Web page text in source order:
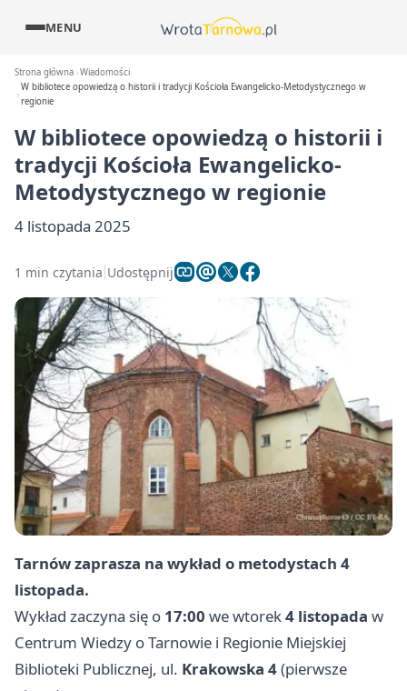
MENU
Strona główna Wiadomości
W bibliotece opowiedzą o historii i tradycji Kościoła Ewangelicko-Metodystycznego w
regionie
W bibliotece opowiedzą o historii i
tradycji Kościoła Ewangelicko-
Metodystycznego w regionie
4 listopada 2025
1 min czytania Udostępnij
Tarnów zaprasza na wykład o metodystach 4
listopada.
Wykład zaczyna się o 17:00 we wtorek4 listopada w
Centrum Wiedzy o Tarnowie i Regionie Miejskiej
Biblioteki Publicznej, ul. Krakowska 4(pierwsze